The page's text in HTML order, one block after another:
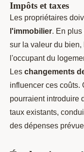
Impôts et taxes
Les propriétaires
l'immobilier. En
sur la valeur du
l'occupant du
Les changements
influencer ces coûts.
pourraient introduire
taux existants,
des dépenses